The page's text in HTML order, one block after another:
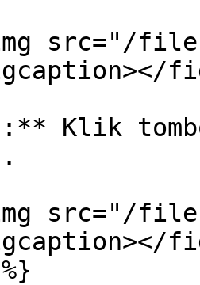
src="/files/
Klik
src="/